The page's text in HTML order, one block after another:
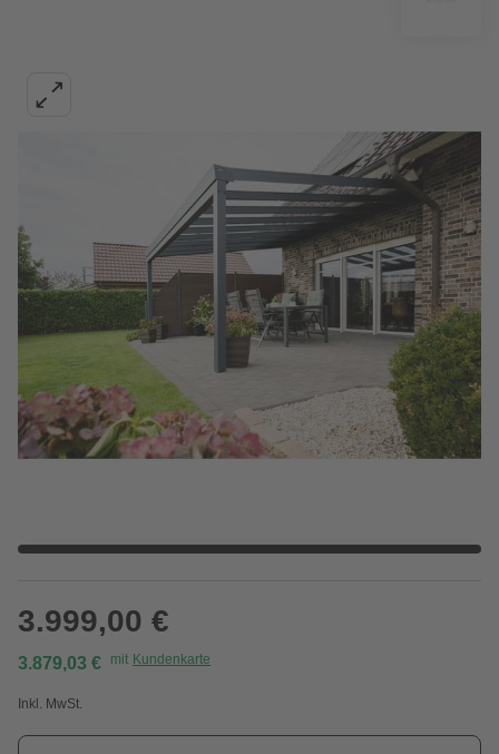
3.999,00 €
3.879,03 € mit Kundenkarte
Inkl. MwSt.